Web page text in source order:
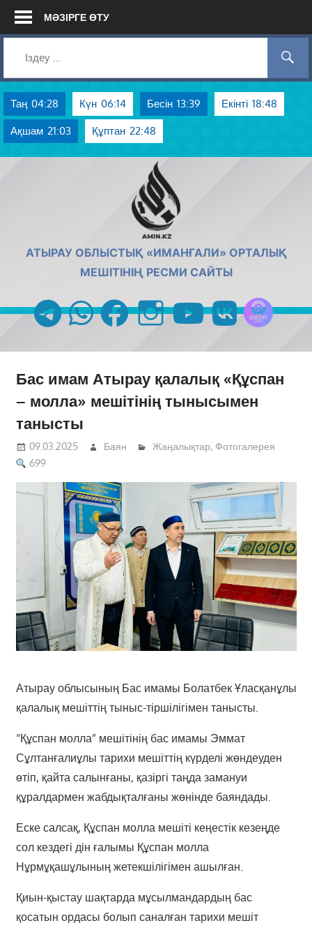
Skip
МӘЗІРГЕ ӨТУ
Таң 04:28 Күн 06:14 Бесін 13:39 Екінті 18:48
Ақшам 21:03 Құптан 22:48
АТЫРАУ ОБЛЫСТЫҚ «ИМАНҒАЛИ» ОРТАЛЫҚ
МЕШІТІНІҢ РЕСМИ САЙТЫ
telegramwhatsappfacebookinstagramyoutubevk
Бас имам Атырау қалалық «Құспан
– молла» мешітінің тынысымен
танысты
09.03.2025 Баян Жаңалықтар, Фотогалерея
699
Атырау облысының Бас имамы Болатбек Ұласқанұлы
қалалық мешіттің тыныс-тіршілігімен танысты.
“Құспан молла” мешітінің бас имамы Эммат
Сұлтанғалиұлы тарихи мешіттің күрделі жөндеуден
өтіп, қайта салынғаны, қазіргі таңда замануи
құралдармен жабдықталғаны жөнінде баяндады.
Еске салсақ, Құспан молла мешіті кеңестік кезеңде
сол кездегі дін ғалымы Құспан молла
Нұрмұқашұлының жетекшілігімен ашылған.
Қиын-қыстау шақтарда мұсылмандардың бас
қосатын ордасы болып саналған тарихи мешіт